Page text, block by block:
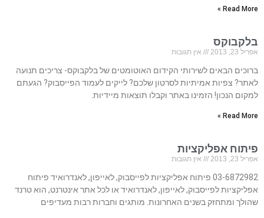
Read More »
בלקבוקס
אפריל 23, 2013 אין תגובות
ברוכים הבאים לשירותי הקידום האוטומטים של בלקבוקס- צריכים תנועה
לאתר? צפיות אמיתיות לסרטון שלכם? לייקים לעמוד הפייסבוק? הגעתם
למקום הנכון! הזמינו באתר וקבלו תוצאות מיידיות.
Read More »
פיתוח אפליקציות
אפריל 23, 2013 אין תגובות
03-6872982 פיתוח אפליקציות לפייסבוק, לאייפון, לאנדרואיד פיתוח
אפליקציות לפייסבוק, לאייפון, לאנדרואיד או לכל אתר אינטרנט, הוא טרנד
שהולך ומתחזק בשנים האחרונות. מותגים וחברות רבות מעדיפים